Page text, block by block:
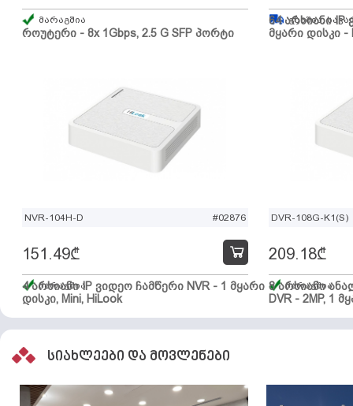
როუტერი - 8x 1Gbps, 2.5 G SFP პორტი
მარაგშია
64 არხიანი IP
მყარი დისკი -
გზაშია,
NVR-104H-D #02876
4 არხიანი IP ვიდეო ჩამწერი NVR - 1 მყარი
დისკი, Mini, HiLook
151.49₾
მარაგშია
DVR-108G-K1(S)
8 არხიანი
DVR - 2MP, 1
209.18₾
მარაგშია
სიახლეები და მოვლენები